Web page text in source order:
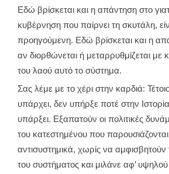
Εδώ βρίσκεται και η απάντηση στο
κυβέρνηση που παίρνει τη σκυτάλη,
προηγούμενη. Εδώ βρίσκεται και η
αν διορθώνεται ή μεταρρυθμίζεται με
του λαού αυτό το σύστημα.
Σας λέμε με το χέρι στην καρδιά:
υπάρχει, δεν υπήρξε ποτέ στην
υπάρξει. Εξαπατούν οι πολιτικές
του κατεστημένου που
αντισυστημικά, χωρίς να αμφισβητούν
του συστήματος και μιλάνε αφ’ υψηλού